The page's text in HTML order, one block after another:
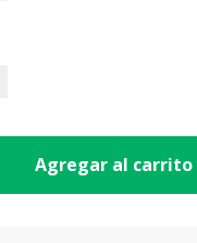
Agregar al carrito